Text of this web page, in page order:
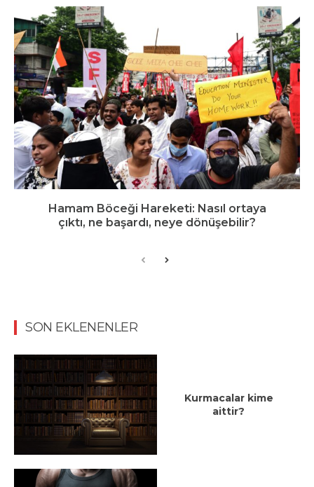
Hamam Böceği Hareketi: Nasıl ortaya
çıktı, ne başardı, neye dönüşebilir?
SON EKLENENLER
Kurmacalar kime
aittir?